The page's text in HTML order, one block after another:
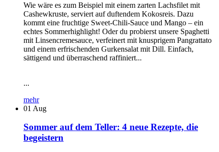
Wie wäre es zum Beispiel mit einem zarten Lachsfilet mit
Cashewkruste, serviert auf duftendem Kokosreis. Dazu
kommt eine fruchtige Sweet-Chili-Sauce und Mango – ein
echtes Sommerhighlight! Oder du probierst unsere Spaghetti
mit Linsencremesauce, verfeinert mit knusprigem Pangrattato
und einem erfrischenden Gurkensalat mit Dill. Einfach,
sättigend und überraschend raffiniert...
...
mehr
01 Aug
Sommer auf dem Teller: 4 neue Rezepte, die
begeistern